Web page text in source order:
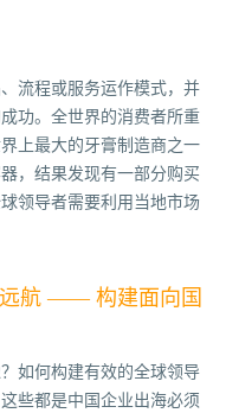
流程或服务运作模式，并
功。全世界的消费者所重
上最大的牙膏制造商之一
，结果发现有一部分购买
领导者需要利用当地市场
航 —— 构建面向国
如何构建有效的全球领导
些都是中国企业出海必须